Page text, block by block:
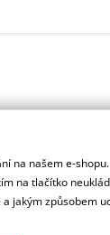
na našem e-
na tlačítko
jakým způsobem